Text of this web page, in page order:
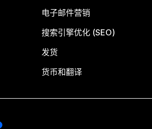
电子邮件营销
搜索引擎优化 (SEO)
发货
货币和翻译